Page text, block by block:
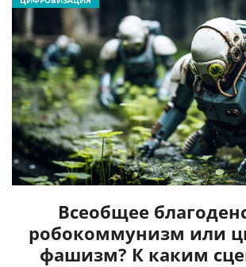
Всеобщее
робокоммунизм или
фашизм? К каким